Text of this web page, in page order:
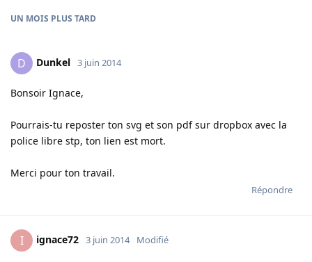
UN MOIS PLUS TARD
D Dunkel 3 juin 2014
Bonsoir Ignace,
Pourrais-tu reposter ton svg et son pdf sur dropbox avec la
police libre stp, ton lien est mort.
Merci pour ton travail.
Répondre
I ignace72 3 juin 2014 Modifié